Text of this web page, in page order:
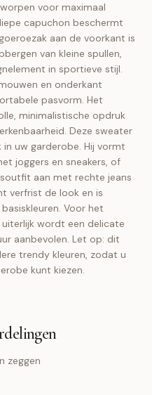
voor maximaal
capuchon beschermt
aan de voorkant is
van kleine spullen,
in sportieve stijl.
en onderkant
pasvorm. Het
minimalistische opdruk
Deze sweater
uw garderobe. Hij vormt
joggers en sneakers, of
aan met rechte jeans
verfrist de look en is
Voor het
wordt een delicate
aanbevolen. Let op: dit
trendy kleuren, zodat u
kunt kiezen.
zeggen